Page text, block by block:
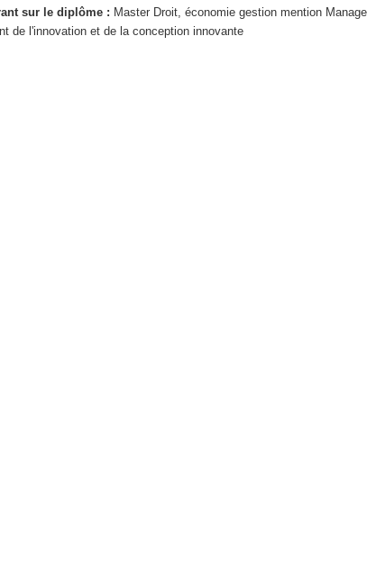
sur le diplôme : Master Droit, économie gestion mention
de l'innovation et de la conception innovante